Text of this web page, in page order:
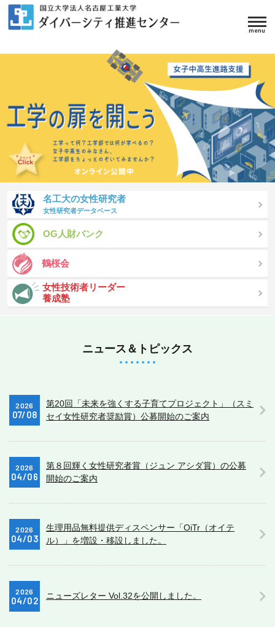
名工大の女性研究者
女性研究者データベース
OG人財バンク
鶴桜会
女性技術者リーダー
養成塾
ニュース＆トピックス
2026
07/08
第20回「未来を強くする子育てプロジェクト」（スミ
セイ女性研究者奨励賞）公募開始のご案内
2026
04/06
第８回輝く女性研究者賞（ジュン アシダ賞）の公募
開始のご案内
2026
04/03
生理用品無料提供ディスペンサー「OiTr（オイテ
ル）」を増設・移設しました。
2026
04/02 ニューズレター Vol.32を公開しました。